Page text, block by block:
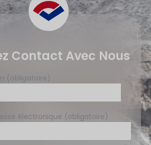
Contact Avec Nous
(obligatoire)
électronique (obligatoire)